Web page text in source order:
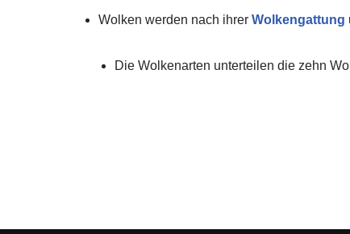
Wolken werden nach ihrer Wolkengattung
Die Wolkenarten unterteilen die zehn